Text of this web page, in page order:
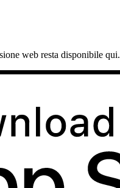
web resta disponibile qui.